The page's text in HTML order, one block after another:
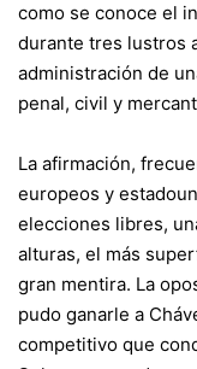
como se conoce el
durante tres lustros
administración de
penal, civil y
La afirmación,
europeos y
elecciones libres,
alturas, el más
gran mentira. La
pudo ganarle a
competitivo que